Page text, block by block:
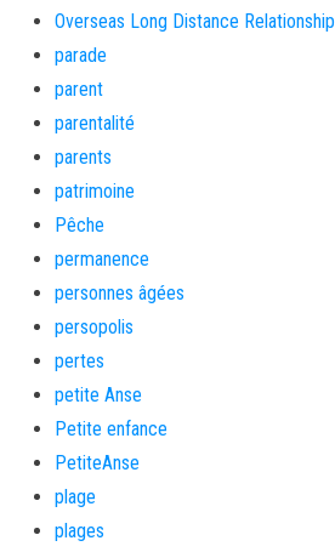
Overseas Long Distance Relationship
parade
parent
parentalité
parents
patrimoine
Pêche
permanence
personnes âgées
persopolis
pertes
petite Anse
Petite enfance
PetiteAnse
plage
plages